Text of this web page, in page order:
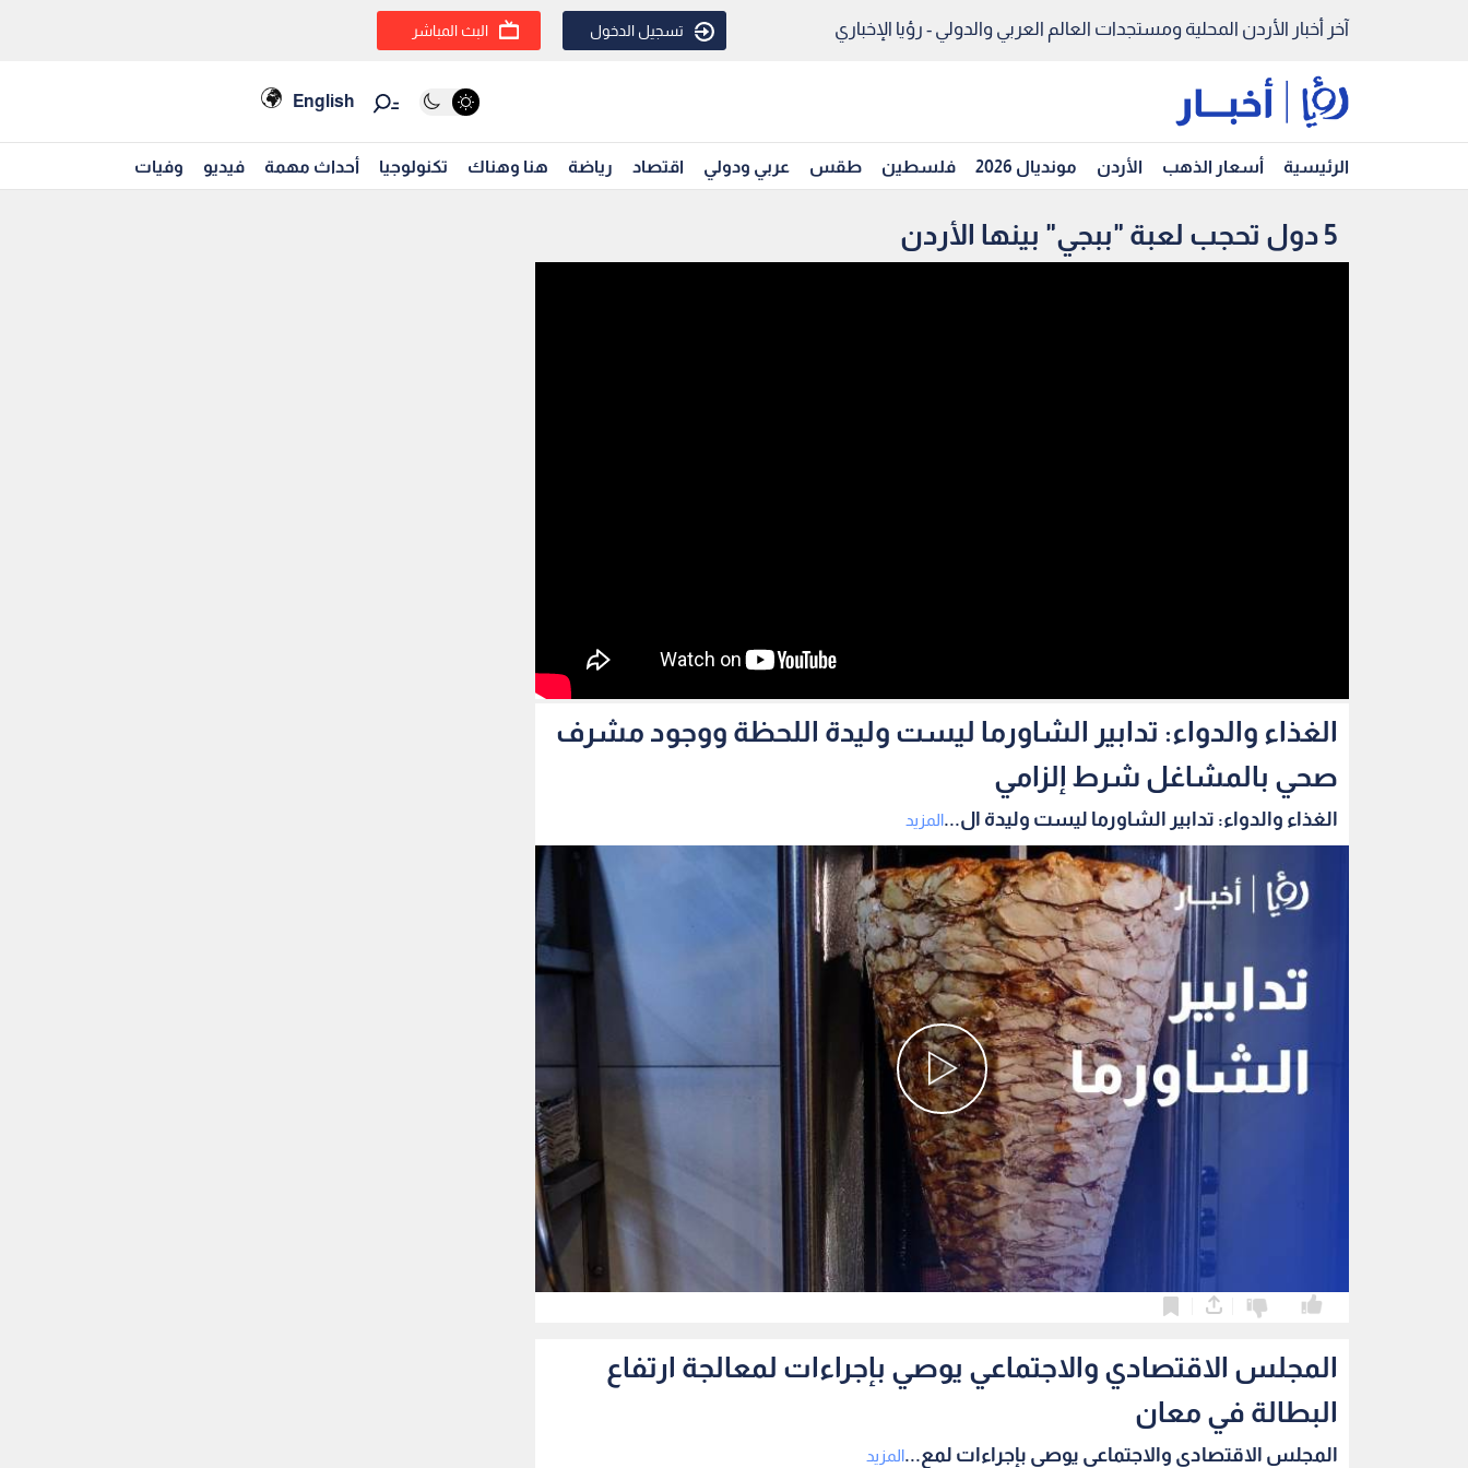
آخر أخبار الأردن المحلية ومستجدات العالم العربي والدولي - رؤيا الإخباري تسجيل الدخول البث المباشر
English
الرئيسية أسعار الذهب الأردن مونديال 2026 فلسطين طقس عربي ودولي اقتصاد رياضة هنا وهناك تكنولوجيا أحداث مهمة فيديو وفيات
5 دول تحجب لعبة "ببجي" بينها الأردن
الغذاء والدواء: تدابير الشاورما ليست وليدة اللحظة ووجود مشرف
صحي بالمشاغل شرط إلزامي
الغذاء والدواء: تدابير الشاورما ليست وليدة ال...المزيد
المجلس الاقتصادي والاجتماعي يوصي بإجراءات لمعالجة ارتفاع
البطالة في معان
المجلس الاقتصادي والاجتماعي يوصي بإجراءات لمع...المزيد